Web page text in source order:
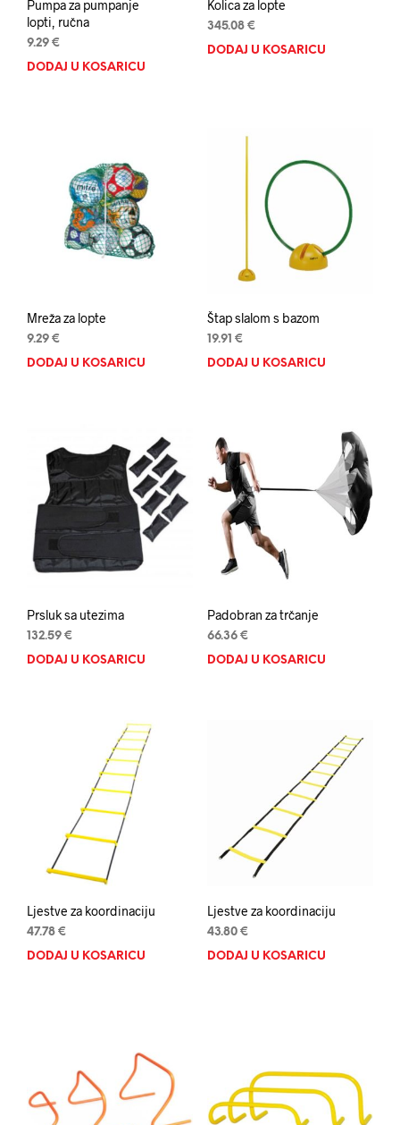
Pumpa za pumpanje
lopti, ručna
9.29 €
DODAJ U KOŠARICU
Kolica za lopte
345.08 €
DODAJ U KOŠARICU
Mreža za lopte
9.29 €
DODAJ U KOŠARICU
Štap slalom s bazom
19.91 €
DODAJ U KOŠARICU
Prsluk sa utezima
132.59 €
DODAJ U KOŠARICU
Padobran za trčanje
66.36 €
DODAJ U KOŠARICU
Ljestve za koordinaciju
47.78 €
DODAJ U KOŠARICU
Ljestve za koordinaciju
43.80 €
DODAJ U KOŠARICU